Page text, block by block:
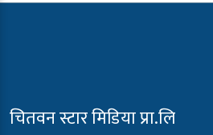
चितवन स्टार मिडिया प्रा.लि